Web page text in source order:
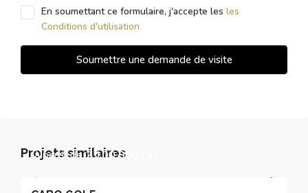
En soumettant ce formulaire, j'accepte les les
Conditions d'utilisation
Soumettre une demande de visite
Projets similaires
à partir de2.100.000 DH